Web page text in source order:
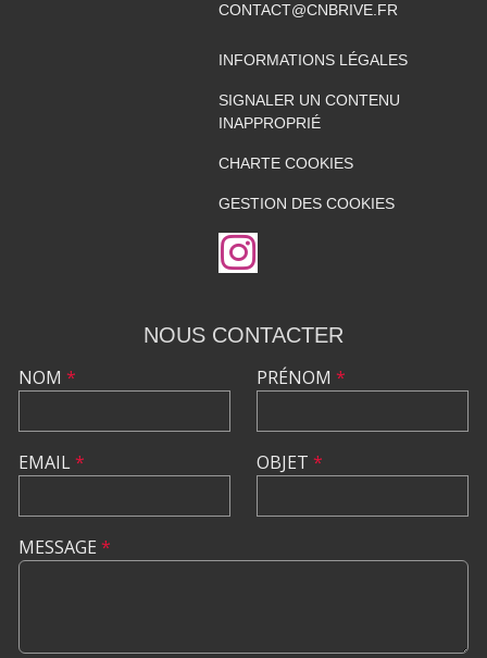
CONTACT@CNBRIVE.FR
INFORMATIONS LÉGALES
SIGNALER UN CONTENU
INAPPROPRIÉ
CHARTE COOKIES
GESTION DES COOKIES
NOUS CONTACTER
NOM *
EMAIL*
PRÉNOM *
OBJET *
MESSAGE *